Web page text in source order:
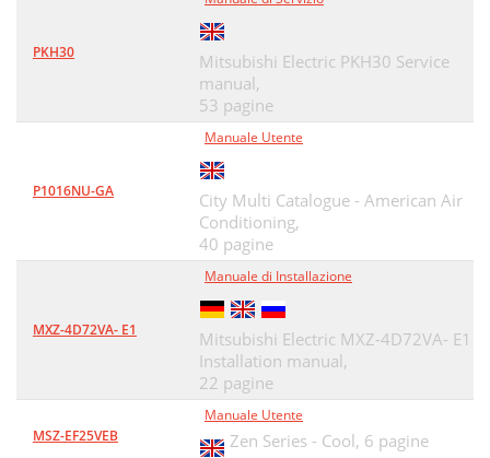
PKH30
Mitsubishi Electric PKH30 Service
manual,
53 pagine
P1016NU-GA
Manuale Utente
City Multi Catalogue - American Air
Conditioning,
40 pagine
MXZ-4D72VA- E1
Manuale di Installazione
Mitsubishi Electric MXZ-4D72VA- E1
Installation manual,
22 pagine
MSZ-EF25VEB
Manuale Utente
Zen Series - Cool, 6 pagine